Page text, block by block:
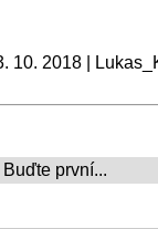
10. 2018 |
první...